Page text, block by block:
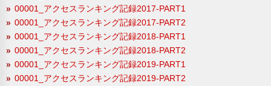
00001_アクセスランキング記録2017-PART1
00001_アクセスランキング記録2017-PART2
00001_アクセスランキング記録2018-PART1
00001_アクセスランキング記録2018-PART2
00001_アクセスランキング記録2019-PART1
00001_アクセスランキング記録2019-PART2